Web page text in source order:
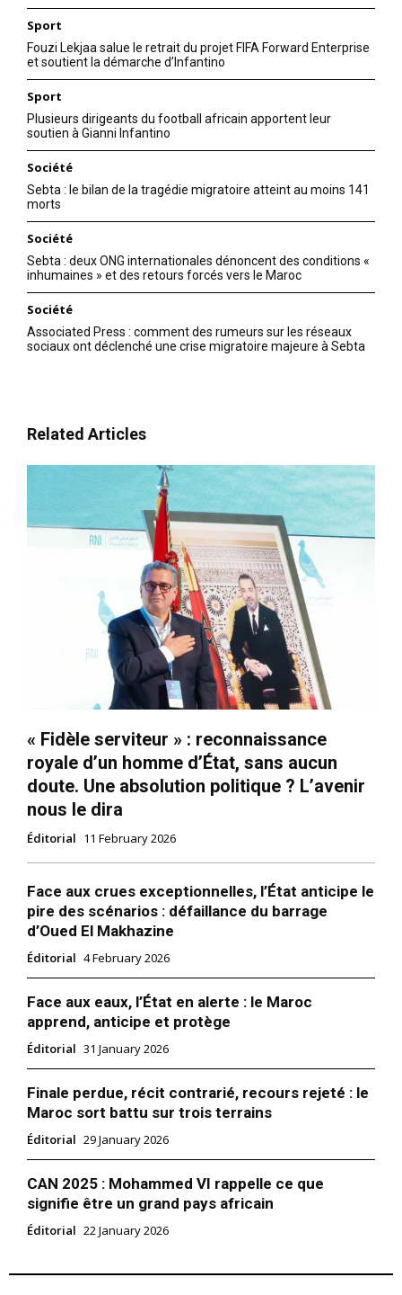
le1.ma
l'intelligence de
l'information
Sport
Fouzi Lekjaa salue le retrait du projet FIFA Forward Enterprise
et soutient la démarche d’Infantino
Sport
Plusieurs dirigeants du football africain apportent leur
soutien à Gianni Infantino
Société
Sebta : le bilan de la tragédie migratoire atteint au moins 141
morts
Société
Sebta : deux ONG internationales dénoncent des conditions «
inhumaines » et des retours forcés vers le Maroc
Société
Associated Press : comment des rumeurs sur les réseaux
sociaux ont déclenché une crise migratoire majeure à Sebta
Related Articles
« Fidèle serviteur » : reconnaissance
royale d’un homme d’État, sans aucun
doute. Une absolution politique ? L’avenir
nous le dira
Éditorial 11 February 2026
Face aux crues exceptionnelles, l’État anticipe le
pire des scénarios : défaillance du barrage
d’Oued El Makhazine
Éditorial 4 February 2026
Face aux eaux, l’État en alerte : le Maroc
apprend, anticipe et protège
Éditorial 31 January 2026
Finale perdue, récit contrarié, recours rejeté : le
Maroc sort battu sur trois terrains
Éditorial 29 January 2026
CAN 2025 : Mohammed VI rappelle ce que
signifie être un grand pays africain
Éditorial 22 January 2026